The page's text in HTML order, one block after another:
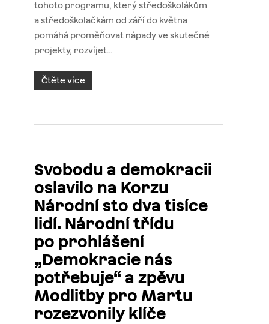
tohoto programu, který středoškolákům
a středoškolačkám od září do května
pomáhá proměňovat nápady ve skutečné
projekty, rozvíjet…
Čtěte více
Svobodu a demokracii
oslavilo na Korzu
Národní sto dva tisíce
lidí. Národní třídu
po prohlášení
„Demokracie nás
potřebuje“ a zpěvu
Modlitby pro Martu
rozezvonily klíče